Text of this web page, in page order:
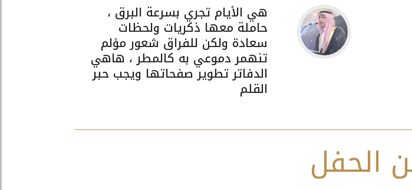
هي الأيام تجري بسرعة البرق ،
حاملة معها ذكريات ولحظات
سعادة ولكن للفراق شعور مؤلم
تنهمر دموعي به كالمطر ، هاهي
الدفاتر تطوير صفحاتها ويجب حبر
القلم
الحفل